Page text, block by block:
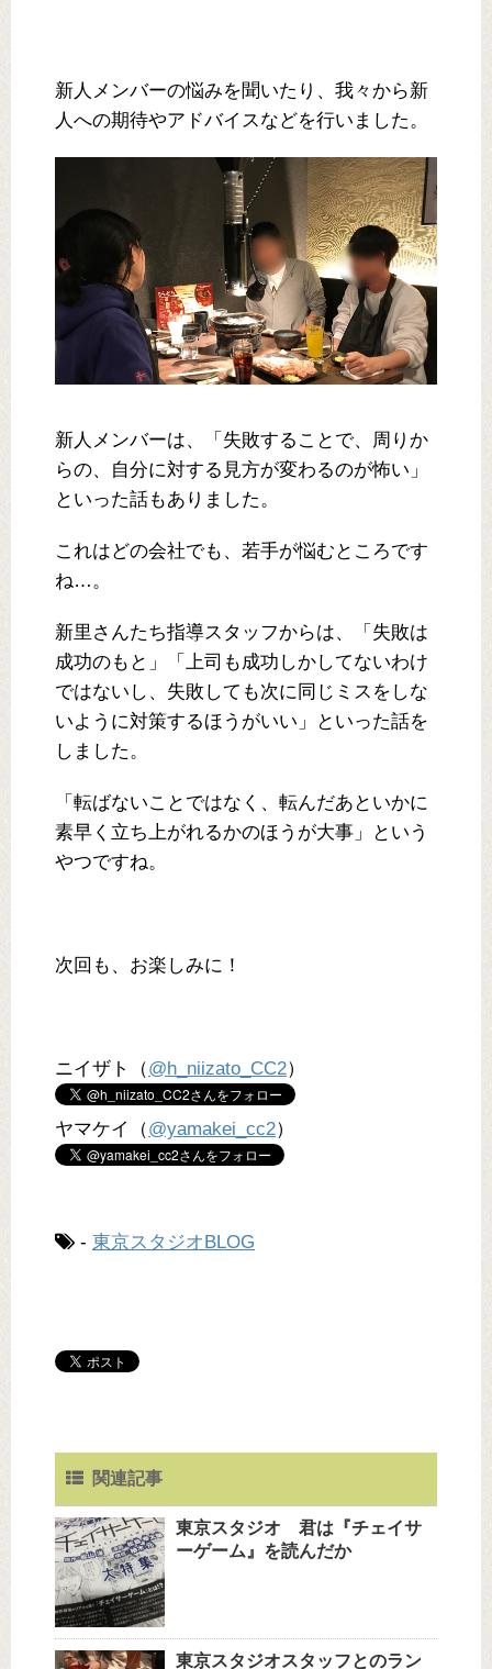
新人メンバーの悩みを聞いたり、我々から新
人への期待やアドバイスなどを行いました。
新人メンバーは、「失敗することで、周りか
らの、自分に対する見方が変わるのが怖い」
といった話もありました。
これはどの会社でも、若手が悩むところです
ね…。
新里さんたち指導スタッフからは、「失敗は
成功のもと」「上司も成功しかしてないわけ
ではないし、失敗しても次に同じミスをしな
いように対策するほうがいい」といった話を
しました。
「転ばないことではなく、転んだあといかに
素早く立ち上がれるかのほうが大事」という
やつですね。
次回も、お楽しみに！
ニイザト（@h_niizato_CC2）
ヤマケイ（@yamakei_cc2）
- 東京スタジオBLOG
関連記事
東京スタジオ 君は『チェイサ
ーゲーム』を読んだか
東京スタジオスタッフとのラン